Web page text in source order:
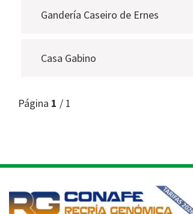
Gandería Caseiro de Ernes
Casa Gabino
Página 1 / 1